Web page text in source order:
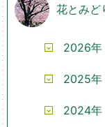
花とみど
2026年
2025年
2024年